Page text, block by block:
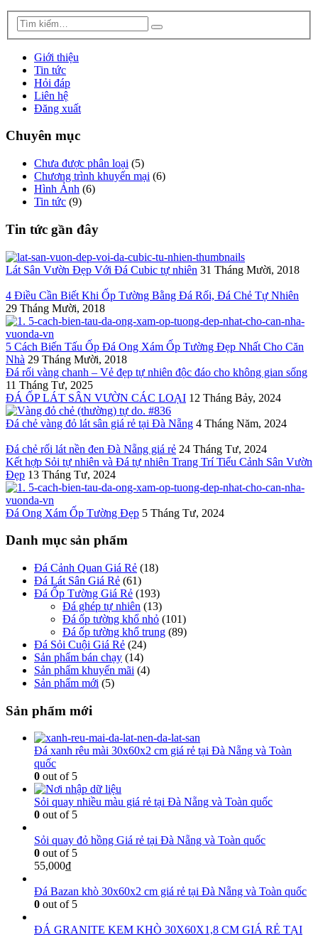
Giới thiệu
Tin tức
Hỏi đáp
Liên hệ
Đăng xuất
Chuyên mục
Chưa được phân loại (5)
Chương trình khuyến mại (6)
Hình Ảnh (6)
Tin tức (9)
Tin tức gần đây
Lát Sân Vườn Đẹp Với Đá Cubic tự nhiên 31 Tháng Mười, 2018
4 Điều Cần Biết Khi Ốp Tường Bằng Đá Rối, Đá Chẻ Tự Nhiên
29 Tháng Mười, 2018
5 Cách Biến Tấu Ốp Đá Ong Xám Ốp Tường Đẹp Nhất Cho Căn
Nhà 29 Tháng Mười, 2018
Đá rối vàng chanh – Vẻ đẹp tự nhiên độc đáo cho không gian sống
11 Tháng Tư, 2025
ĐÁ ỐP LÁT SÂN VƯỜN CÁC LOẠI 12 Tháng Bảy, 2024
Đá chẻ vàng đỏ lát sân giá rẻ tại Đà Nẵng 4 Tháng Năm, 2024
Đá chẻ rối lát nền đen Đà Nẵng giá rẻ 24 Tháng Tư, 2024
Kết hợp Sỏi tự nhiên và Đá tự nhiên Trang Trí Tiểu Cảnh Sân Vườn
Đẹp 13 Tháng Tư, 2024
Đá Ong Xám Ốp Tường Đẹp 5 Tháng Tư, 2024
Danh mục sản phẩm
Đá Cảnh Quan Giá Rẻ (18)
Đá Lát Sân Giá Rẻ (61)
Đá Ốp Tường Giá Rẻ (193)
Đá ghép tự nhiên (13)
Đá ốp tường khổ nhỏ (101)
Đá ốp tường khổ trung (89)
Đá Sỏi Cuội Giá Rẻ (24)
Sản phẩm bán chạy (14)
Sản phẩm khuyến mãi (4)
Sản phẩm mới (5)
Sản phẩm mới
Đá xanh rêu mài 30x60x2 cm giá rẻ tại Đà Nẵng và Toàn
quốc
0 out of 5
Sỏi quay nhiều màu giá rẻ tại Đà Nẵng và Toàn quốc
0 out of 5
Sỏi quay đỏ hồng Giá rẻ tại Đà Nẵng và Toàn quốc
0 out of 5
55,000₫
Đá Bazan khò 30x60x2 cm giá rẻ tại Đà Nẵng và Toàn quốc
0 out of 5
ĐÁ GRANITE KEM KHÒ 30X60X1,8 CM GIÁ RẺ TẠI